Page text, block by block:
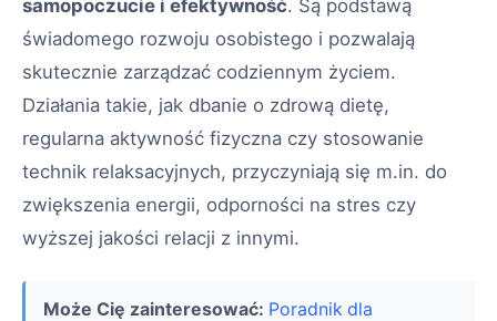
samopoczucie i efektywność. Są podstawą
świadomego rozwoju osobistego i pozwalają
skutecznie zarządzać codziennym życiem.
Działania takie, jak dbanie o zdrową dietę,
regularna aktywność fizyczna czy stosowanie
technik relaksacyjnych, przyczyniają się m.in. do
zwiększenia energii, odporności na stres czy
wyższej jakości relacji z innymi.
Może Cię zainteresować: Poradnik dla